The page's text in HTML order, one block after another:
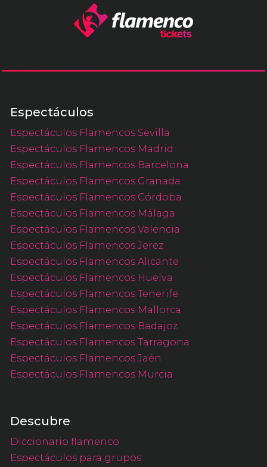
Espectáculos
Espectáculos Flamencos Sevilla
Espectáculos Flamencos Madrid
Espectáculos Flamencos Barcelona
Espectáculos Flamencos Granada
Espectáculos Flamencos Córdoba
Espectáculos Flamencos Málaga
Espectáculos Flamencos Valencia
Espectáculos Flamencos Jerez
Espectáculos Flamencos Alicante
Espectáculos Flamencos Huelva
Espectáculos Flamencos Tenerife
Espectáculos Flamencos Mallorca
Espectáculos Flamencos Badajoz
Espectáculos Flamencos Tarragona
Espectáculos Flamencos Jaén
Espectáculos Flamencos Murcia
Descubre
Diccionario flamenco
Espectáculos para grupos